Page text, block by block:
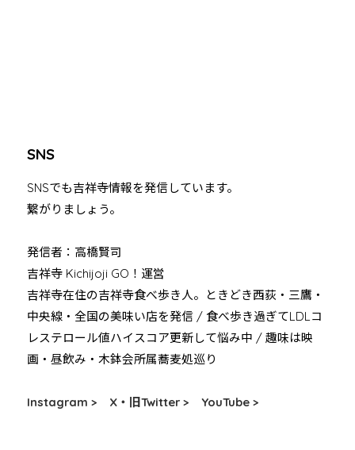
SNS
SNSでも吉祥寺情報を発信しています。
繋がりましょう。
発信者：高橋賢司
吉祥寺 Kichijoji GO！運営
吉祥寺在住の吉祥寺食べ歩き人。ときどき西荻・三鷹・
中央線・全国の美味い店を発信 / 食べ歩き過ぎてLDLコ
レステロール値ハイスコア更新して悩み中 / 趣味は映
画・昼飲み・木鉢会所属蕎麦処巡り
Instagram > X・旧Twitter > YouTube >